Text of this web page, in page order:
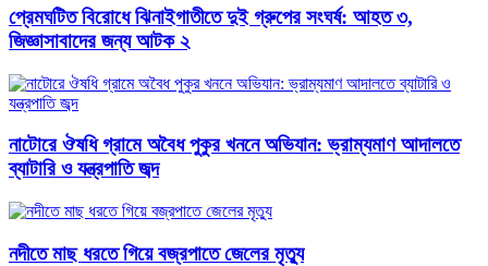
প্রেমঘটিত বিরোধে ঝিনাইগাতীতে দুই গ্রুপের সংঘর্ষ: আহত ৩,
জিজ্ঞাসাবাদের জন্য আটক ২
নাটোরে ঔষধি গ্রামে অবৈধ পুকুর খননে অভিযান: ভ্রাম্যমাণ আদালতে
ব্যাটারি ও যন্ত্রপাতি জব্দ
নদীতে মাছ ধরতে গিয়ে বজ্রপাতে জেলের মৃত্যু